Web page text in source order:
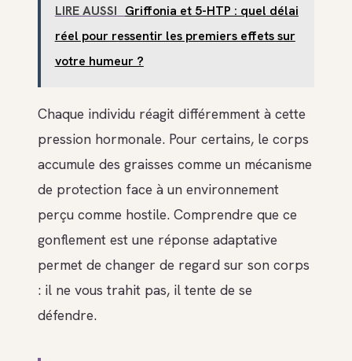
LIRE AUSSI Griffonia et 5-HTP : quel délai
réel pour ressentir les premiers effets sur
votre humeur ?
Chaque individu réagit différemment à cette
pression hormonale. Pour certains, le corps
accumule des graisses comme un mécanisme
de protection face à un environnement
perçu comme hostile. Comprendre que ce
gonflement est une réponse adaptative
permet de changer de regard sur son corps
: il ne vous trahit pas, il tente de se
défendre.